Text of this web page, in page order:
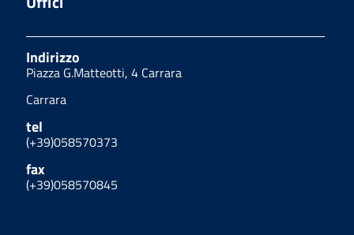
Indirizzo
Piazza G.Matteotti, 4 Carrara
Carrara
tel
(+39)058570373
fax
(+39)058570845